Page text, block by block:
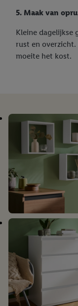
5. Maak van
Kleine dagelijkse
rust en
moeite het kost.